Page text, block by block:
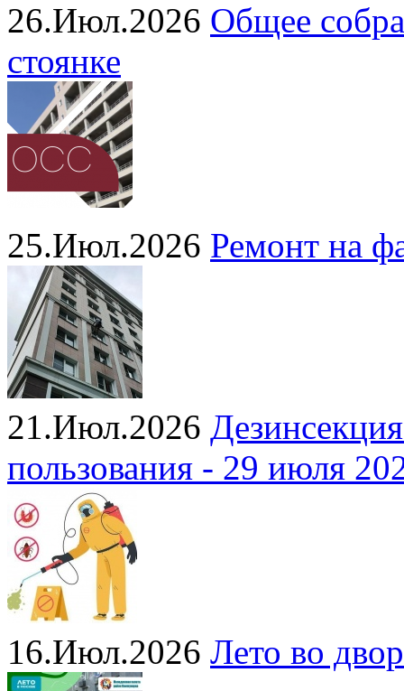
26.Июл.2026 Общее
стоянке
25.Июл.2026 Ремонт на
21.Июл.2026
пользования - 29 июля
16.Июл.2026 Лето во